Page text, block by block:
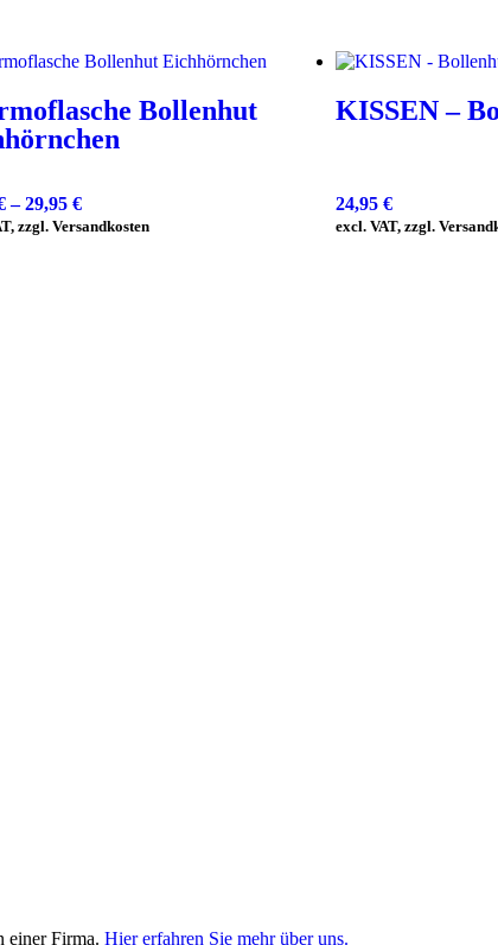
Bollenhut
–29,95 €
zzgl. Versandkosten
KISSEN –
24,95 €
excl. VAT, zzgl.
einer Firma. Hier erfahren Sie mehr über uns.